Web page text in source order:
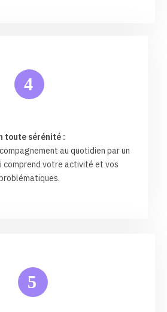
4
toute sérénité :
au quotidien par un
comprend votre activité et vos
5